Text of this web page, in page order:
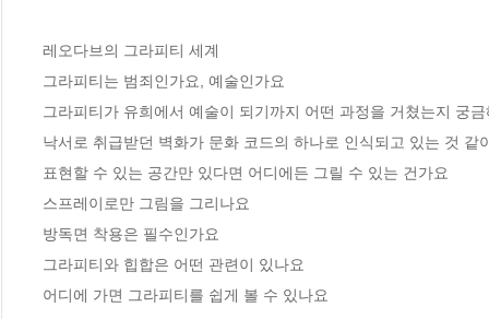
레오다브의 그라피티 세계
그라피티는 범죄인가요, 예술인가요
그라피티가 유희에서 예술이 되기까지 어떤 과정을 거쳤는지 궁금
낙서로 취급받던 벽화가 문화 코드의 하나로 인식되고 있는 것 같
표현할 수 있는 공간만 있다면 어디에든 그릴 수 있는 건가요
스프레이로만 그림을 그리나요
방독면 착용은 필수인가요
그라피티와 힙합은 어떤 관련이 있나요
어디에 가면 그라피티를 쉽게 볼 수 있나요